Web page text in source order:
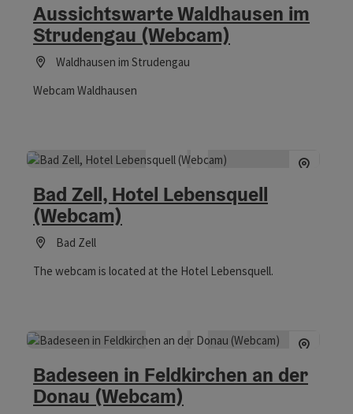
Aussichtswarte Waldhausen im
Strudengau (Webcam)
Waldhausen im Strudengau
Webcam Waldhausen
Bad Zell, Hotel Lebensquell
(Webcam)
Bad Zell
The webcam is located at the Hotel Lebensquell.
Badeseen in Feldkirchen an der
Donau (Webcam)